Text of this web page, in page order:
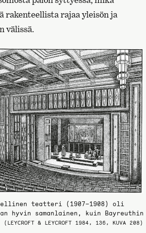
rakenteellista rajaa yleisön ja
välissä.
teatteri (1907–1908) oli
hyvin samanlainen, kuin Bayreuthin
(LEYCROFT & LEYCROFT 1984, 136, KUVA 208)